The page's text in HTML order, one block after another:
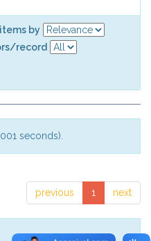
by
record
seconds).
previous 1 next